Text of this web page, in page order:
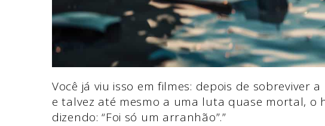
Você já viu isso em filmes: depois de sobreviver
e talvez até mesmo a uma luta quase mortal, o
dizendo: “Foi só um arranhão”.”